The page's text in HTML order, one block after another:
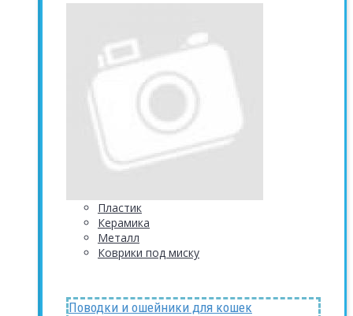
Пластик
Керамика
Металл
Коврики под миску
Поводки и ошейники для кошек